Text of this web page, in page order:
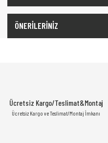
ÖNERİLERİNİZ
Ücretsiz Kargo/Teslimat&Montaj
Ücretsiz Kargo ve Teslimat/Montaj İmkanı